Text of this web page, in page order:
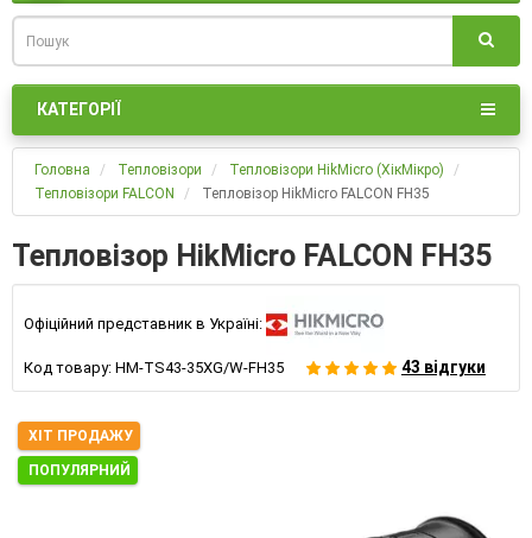
КАТЕГОРІЇ
Головна Тепловізори
Тепловізори HikMicro (ХікМікро)
Тепловізори FALCON
Тепловізор HikMicro FALCON FH35
Тепловізор HikMicro FALCON FH35
Офіційний представник в Україні:
Код товару: HM-TS43-35XG/W-FH35 43 відгуки
ХІТ ПРОДАЖУ
ПОПУЛЯРНИЙ